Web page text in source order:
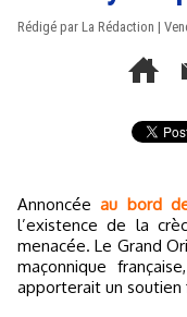
Rédigé par La Rédaction |
Annoncéeau bord
l’existence de la
menacée. Le Grand
maçonnique
apporterait un soutien